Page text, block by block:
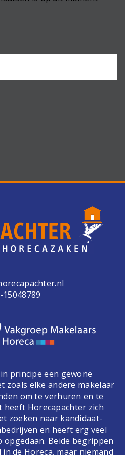
15048789
principe een gewone
zoals elke andere makelaar
om te verhuren en te
heeft Horecapachter zich
zoeken naar kandidaat-
en heeft erg veel
Beide begrippen
de Horeca, maar niemand